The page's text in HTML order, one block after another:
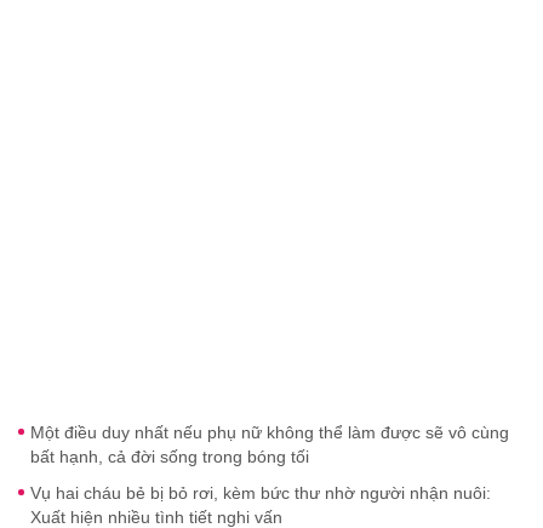
Một điều duy nhất nếu phụ nữ không thể làm được sẽ vô cùng
bất hạnh, cả đời sống trong bóng tối
Vụ hai cháu bẻ bị bỏ rơi, kèm bức thư nhờ người nhận nuôi:
Xuất hiện nhiều tình tiết nghi vấn